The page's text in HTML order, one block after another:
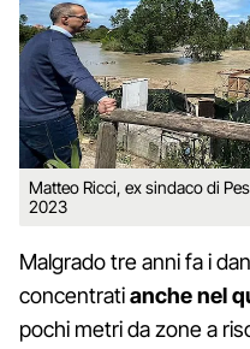
Matteo Ricci, ex sindaco di
2023
Malgrado tre anni fa i
concentratianche nel
pochi metri da zone a